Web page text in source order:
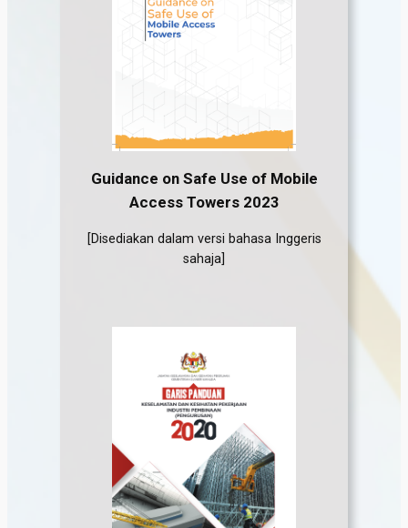
Guidance on Safe Use of Mobile
Access Towers 2023
[Disediakan dalam versi bahasa Inggeris
sahaja]